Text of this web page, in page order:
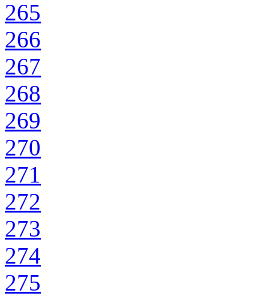
265
266
267
268
269
270
271
272
273
274
275